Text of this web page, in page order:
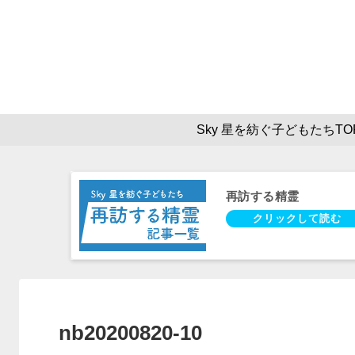
Sky 星を紡ぐ子どもたち
再訪する精霊
nb20200820-10